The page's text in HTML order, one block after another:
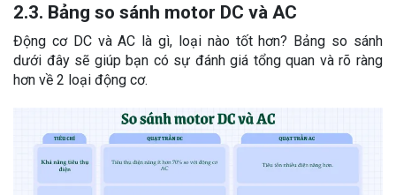
2.3. Bảng so sánh motor DC và AC
Động cơ DC và AC là gì, loại nào tốt hơn? Bảng so sánh
dưới đây sẽ giúp bạn có sự đánh giá tổng quan và rõ ràng
hơn về 2 loại động cơ.